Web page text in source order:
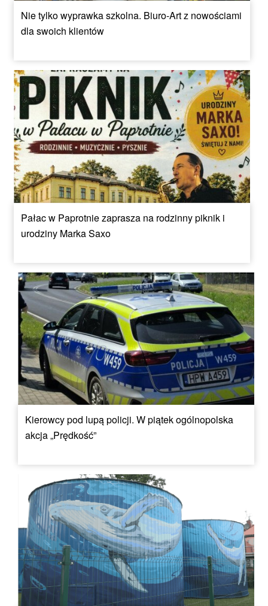
Nie tylko wyprawka szkolna. Biuro-Art z nowościami
dla swoich klientów
Pałac w Paprotnie zaprasza na rodzinny piknik i
urodziny Marka Saxo
Kierowcy pod lupą policji. W piątek ogólnopolska
akcja „Prędkość”